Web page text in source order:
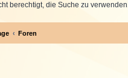
berechtigt, die Suche zu
Foren